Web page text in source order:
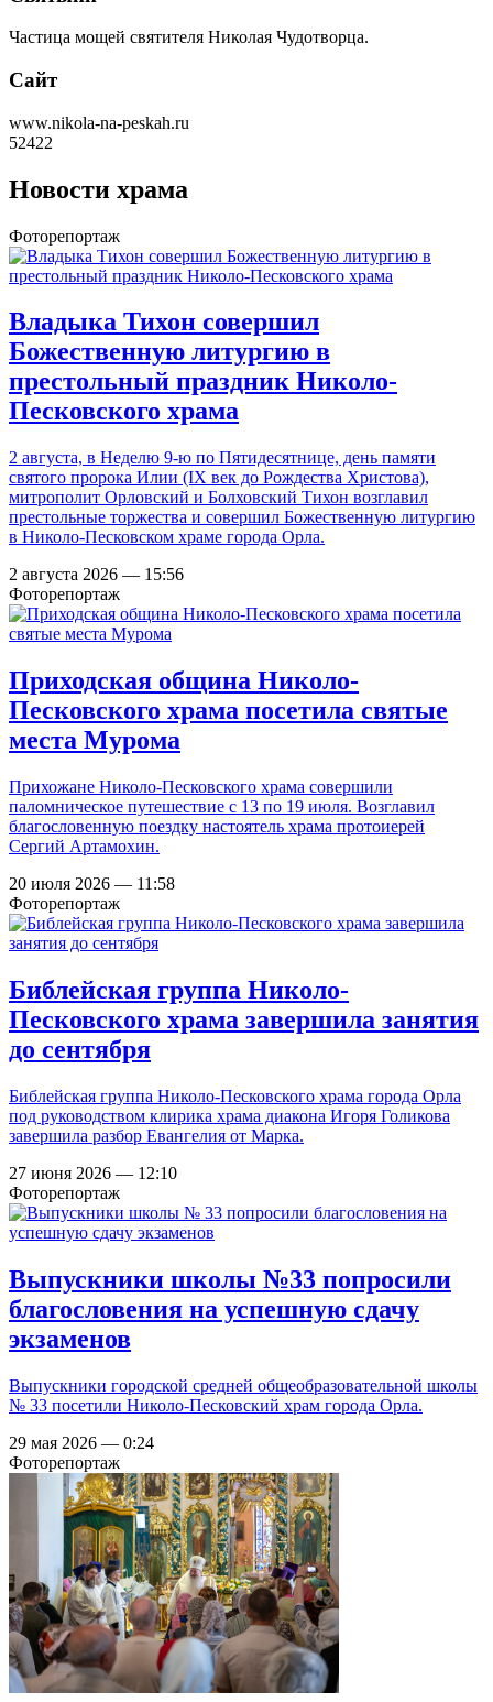
Частица мощей святителя Николая Чудотворца.
Сайт
www.nikola-na-peskah.ru
52422
Новости храма
Фоторепортаж
Владыка Тихон совершил
Божественную литургию в
престольный праздник Николо-
Песковского храма
2 августа, в Неделю 9-ю по Пятидесятнице, день памяти
святого пророка Илии (IX век до Рождества Христова),
митрополит Орловский и Болховский Тихон возглавил
престольные торжества и совершил Божественную литургию
в Николо-Песковском храме города Орла.
2 августа 2026 — 15:56
Фоторепортаж
Приходская община Николо-
Песковского храма посетила святые
места Мурома
Прихожане Николо-Песковского храма совершили
паломническое путешествие с 13 по 19 июля. Возглавил
благословенную поездку настоятель храма протоиерей
Сергий Артамохин.
20 июля 2026 — 11:58
Фоторепортаж
Библейская группа Николо-
Песковского храма завершила занятия
до сентября
Библейская группа Николо-Песковского храма города Орла
под руководством клирика храма диакона Игоря Голикова
завершила разбор Евангелия от Марка.
27 июня 2026 — 12:10
Фоторепортаж
Выпускники школы №33 попросили
благословения на успешную сдачу
экзаменов
Выпускники городской средней общеобразовательной школы
№ 33 посетили Николо-Песковский храм города Орла.
29 мая 2026 — 0:24
Фоторепортаж